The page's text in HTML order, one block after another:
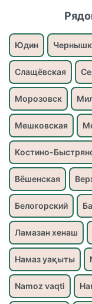
Юдин
Слащёвская
Морозовск
Мешковская
Костино-
Вёшенская
Белогорский
Ламазан хенаш
Намаз уақыты
Namoz vaqti